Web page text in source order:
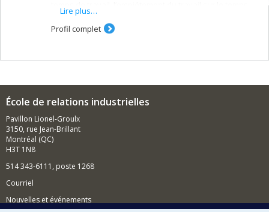
personnel et les articulations vie personnelle - vie
professionnelle. Dans cet axe, je me suis
particulièrement intéressée au rôle joué par les
ainsi qu’à l’ organisation du temps de travail. Mon
Lire plus…
Profil complet
École de relations industrielles
Pavillon Lionel-Groulx
3150, rue Jean-Brillant
Montréal (QC)
H3T 1N8
514 343-6111, poste 1268
Courriel
Nouvelles et événements